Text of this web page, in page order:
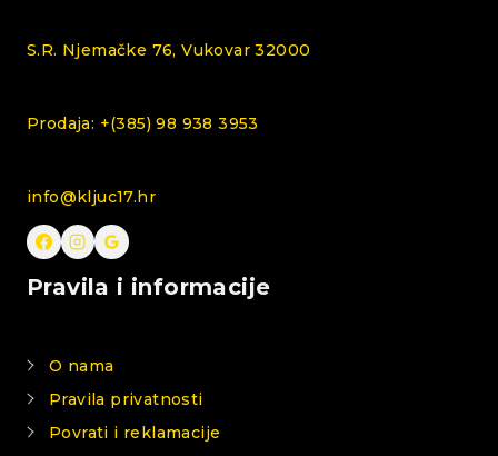
S.R. Njemačke 76, Vukovar 32000
Prodaja: +(385) 98 938 3953
info@kljuc17.hr
Pravila i informacije
O nama
Pravila privatnosti
Povrati i reklamacije